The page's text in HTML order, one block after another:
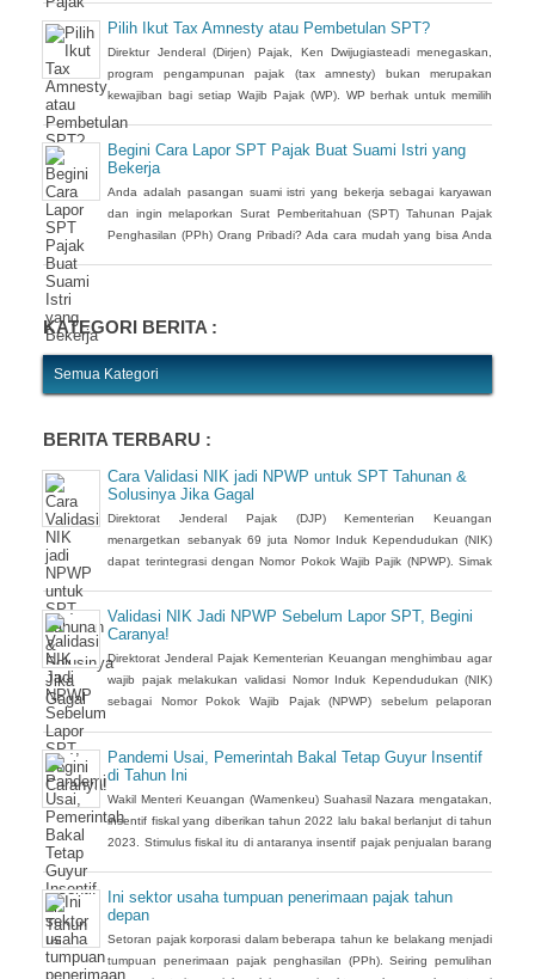
Pilih Ikut Tax Amnesty atau Pembetulan SPT?
Direktur Jenderal (Dirjen) Pajak, Ken Dwijugiasteadi menegaskan,
program pengampunan pajak (tax amnesty) bukan merupakan
kewajiban bagi setiap Wajib Pajak (WP). WP berhak untuk memilih
pembetulan Surat Pemberitahuan (SPT) Tahunan Pajak Penghasilan
pengusutan nilai wajar harta.
Begini Cara Lapor SPT Pajak Buat Suami Istri yang
Bekerja
Anda adalah pasangan suami istri yang bekerja sebagai karyawan
dan ingin melaporkan Surat Pemberitahuan (SPT) Tahunan Pajak
Penghasilan (PPh) Orang Pribadi? Ada cara mudah yang bisa Anda
dan suami atau istri
KATEGORI BERITA :
Semua Kategori
BERITA TERBARU :
Cara Validasi NIK jadi NPWP untuk SPT Tahunan &
Solusinya Jika Gagal
Direktorat Jenderal Pajak (DJP) Kementerian Keuangan
menargetkan sebanyak 69 juta Nomor Induk Kependudukan (NIK)
dapat terintegrasi dengan Nomor Pokok Wajib Pajik (NPWP). Simak
dari total target yang baru terintegrasi. Melalui integrasi, nantinya
pelayanan dapat lebih
Validasi NIK Jadi NPWP Sebelum Lapor SPT, Begini
Caranya!
Direktorat Jenderal Pajak Kementerian Keuangan menghimbau agar
wajib pajak melakukan validasi Nomor Induk Kependudukan (NIK)
sebagai Nomor Pokok Wajib Pajak (NPWP) sebelum pelaporan
112/PMK.03/2022. Dalam PMK yang menjadi aturan turunan
Pandemi Usai, Pemerintah Bakal Tetap Guyur Insentif
di Tahun Ini
Wakil Menteri Keuangan (Wamenkeu) Suahasil Nazara mengatakan,
insentif fiskal yang diberikan tahun 2022 lalu bakal berlanjut di tahun
2023. Stimulus fiskal itu di antaranya insentif pajak penjualan barang
(PPN DTP) untuk sektor properti.
Ini sektor usaha tumpuan penerimaan pajak tahun
depan
Setoran pajak korporasi dalam beberapa tahun ke belakang menjadi
tumpuan penerimaan pajak penghasilan (PPh). Seiring pemulihan